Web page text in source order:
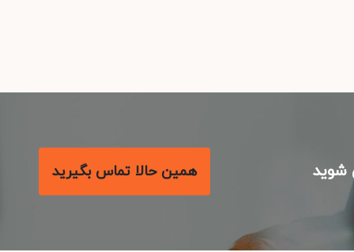
همین حالا تماس بگیرید